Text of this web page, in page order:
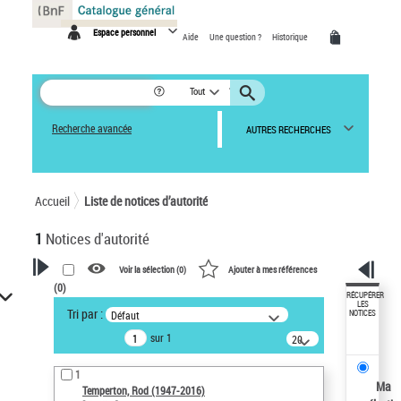
Espace personnel Aide Une question ? Historique
Tout
Recherche avancée AUTRES RECHERCHES
Accueil Liste de notices d’autorité
1 Notices d'autorité
VOTRE RECHERCHE
Recherche avancée dans les
notices d’autorité
Œuvres liées à l'auteur :
Temperton, Rod (1947-2016)
Voir la sélection (0) Ajouter à mes références
(0)
Tri par : Défaut
sur 1
20
résultats/page
1
Temperton, Rod (1947-2016)
RÉCUPÉRER
LES
NOTICES
Ma
Panneau de gestion des cookies